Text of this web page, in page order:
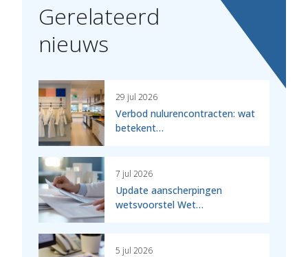
Gerelateerd
nieuws
29 jul 2026
Verbod nulurencontracten: wat
betekent…
7 jul 2026
Update aanscherpingen
wetsvoorstel Wet…
5 jul 2026